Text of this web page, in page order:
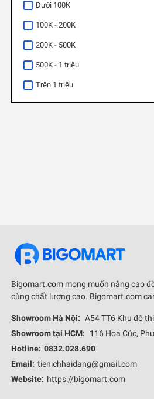
Dưới 100K
100K - 200K
200K - 500K
500K - 1 triệu
Trên 1 triệu
Bigomart.com mong muốn nâng cao
cùng chất lượng cao. Bigomart.com
Showroom Hà Nội: A54 TT6 Khu đô
Showroom tại HCM:
116 Hoa Cúc,
Hotline: 0832.028.690
Email: tienichhaidang@gmail.com
Website: https://bigomart.com